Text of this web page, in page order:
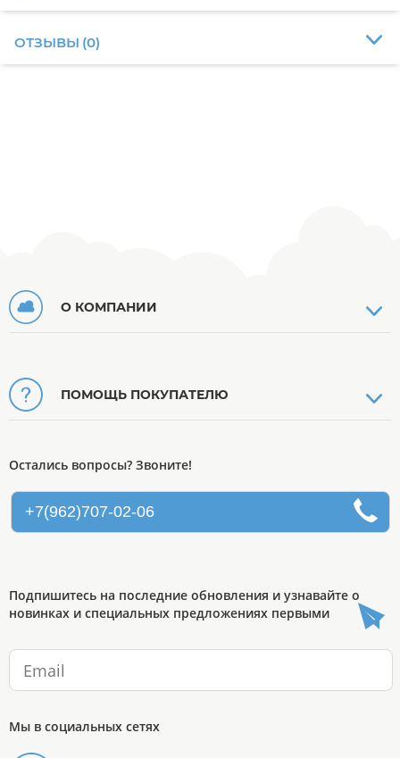
ОТЗЫВЫ (0)
О КОМПАНИИ
ПОМОЩЬ ПОКУПАТЕЛЮ
Остались вопросы? Звоните!
+7(962)707-02-06
Подпишитесь на последние обновления и узнавайте о
новинках и специальных предложениях первыми
Мы в социальных сетях